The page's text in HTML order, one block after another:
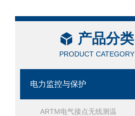
产品分类
PRODUCT CATEGORY
电力监控与保护
ARTM电气接点无线测温